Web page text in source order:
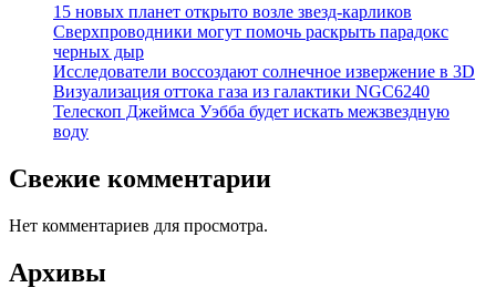
15 новых планет открыто возле звезд-карликов
Сверхпроводники могут помочь раскрыть парадокс
черных дыр
Исследователи воссоздают солнечное извержение в 3D
Визуализация оттока газа из галактики NGC6240
Телескоп Джеймса Уэбба будет искать межзвездную
воду
Свежие комментарии
Нет комментариев для просмотра.
Архивы